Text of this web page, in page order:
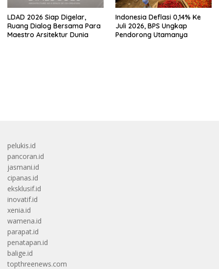
LDAD 2026 Siap Digelar,
Ruang Dialog Bersama Para
Maestro Arsitektur Dunia
Indonesia Deflasi 0,14% Ke
Juli 2026, BPS Ungkap
Pendorong Utamanya
pelukis.id
pancoran.id
jasmani.id
cipanas.id
eksklusif.id
inovatif.id
xenia.id
wamena.id
parapat.id
penatapan.id
balige.id
topthreenews.com